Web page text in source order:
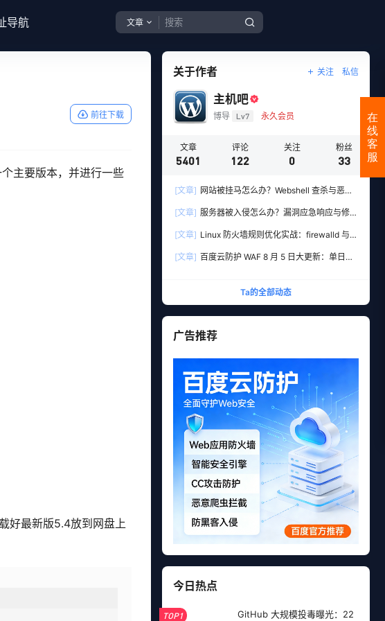
导航 文章
前往下载
主要版本，并进行一些
好最新版5.4放到网盘上
关于作者 关注 私信
主机吧
博导 Lv7 永久会员
文章
5401
评论
122
关注
0
粉丝
33
[文章] 网站被挂马怎么办？Webshell 查杀与恶意
[文章] 服务器被入侵怎么办？漏洞应急响应与修
[文章] Linux 防火墙规则优化实战：firewalld 与
[文章] 百度云防护 WAF 8 月 5 日大更新：单日新
Ta的全部动态
广告推荐
今日热点
TOP1 GitHub 大规模投毒曝光：22
在
线
客
服